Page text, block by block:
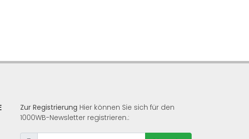
Zur Registrierung Hier können Sie sich für den
1000WB-Newsletter registrieren.: